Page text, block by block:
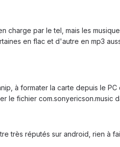
par le tel, mais les
en flac et d'autre en mp3
à formater la carte depuis le
le fichier com.sonyericson.music
très réputés sur android, rien à